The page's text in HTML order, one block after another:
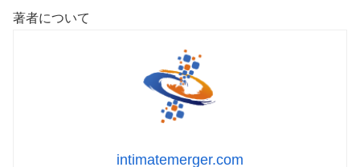
著者について
intimatemerger.com